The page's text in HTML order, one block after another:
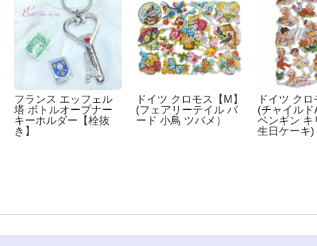
フランス エッフェル
塔 ボトルオープナー
キーホルダー【栓抜
き】
ドイツ クロモス【M】
(フェアリーテイル バ
ード 小鳥 ツバメ）
ドイツ ク
(チャイルド
ペンギン キ
生日ケーキ)